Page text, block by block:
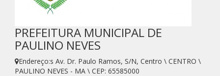
PREFEITURA MUNICIPAL DE
PAULINO NEVES
Endereço:s Av. Dr. Paulo Ramos, S/N, Centro \ CENTRO \
PAULINO NEVES - MA \ CEP: 65585000